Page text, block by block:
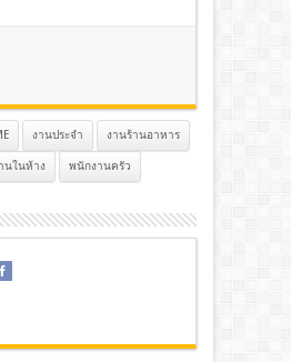
งานประจํา งานร้านอาหาร
นในห้าง พนักงานครัว